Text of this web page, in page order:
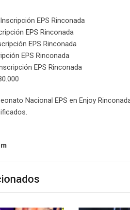
EPS Rinconada
EPS Rinconada
EPS Rinconada
EPS Rinconada
EPS Rinconada
Nacional EPS en Enjoy